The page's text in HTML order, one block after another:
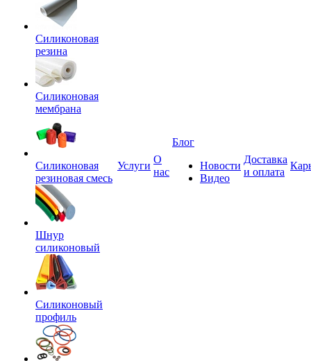
Силиконовая
резина
Силиконовая
мембрана
Силиконовая
резиновая смесь
Шнур
силиконовый
Силиконовый
профиль
Услуги
О
нас
Блог
Новости
Видео
Доставка
и оплата